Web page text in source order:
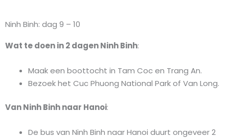
Ninh Binh: dag 9 – 10
Wat te doen in 2 dagen Ninh Binh:
Maak een boottocht in Tam Coc en Trang An.
Bezoek het Cuc Phuong National Park of Van Long.
Van Ninh Binh naar Hanoi:
De bus van Ninh Binh naar Hanoi duurt ongeveer 2